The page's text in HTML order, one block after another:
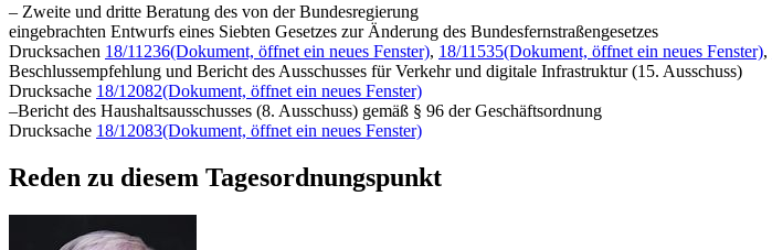
– Zweite und dritte Beratung des von der Bundesregierung
eingebrachten Entwurfs eines Siebten Gesetzes zur Änderung des Bundesfernstraßengesetzes
Drucksachen 18/11236(Dokument, öffnet ein neues Fenster), 18/11535(Dokument, öffnet ein neues Fenster),
Beschlussempfehlung und Bericht des Ausschusses für Verkehr und digitale Infrastruktur (15. Ausschuss)
Drucksache 18/12082(Dokument, öffnet ein neues Fenster)
–Bericht des Haushaltsausschusses (8. Ausschuss) gemäß § 96 der Geschäftsordnung
Drucksache 18/12083(Dokument, öffnet ein neues Fenster)
Reden zu diesem Tagesordnungspunkt